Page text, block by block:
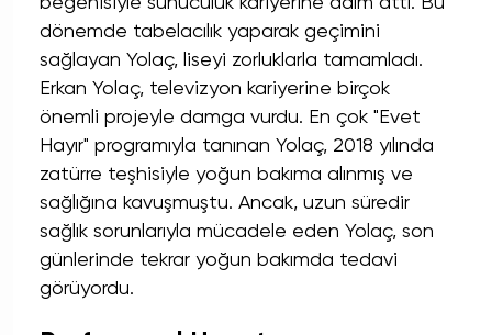
dönemde tabelacılık yaparak geçimini
sağlayan Yolaç, liseyi zorluklarla tamamladı.
Erkan Yolaç, televizyon kariyerine birçok
önemli projeyle damga vurdu. En çok "Evet
Hayır" programıyla tanınan Yolaç, 2018 yılında
zatürre teşhisiyle yoğun bakıma alınmış ve
sağlığına kavuşmuştu. Ancak, uzun süredir
sağlık sorunlarıyla mücadele eden Yolaç, son
günlerinde tekrar yoğun bakımda tedavi
görüyordu.